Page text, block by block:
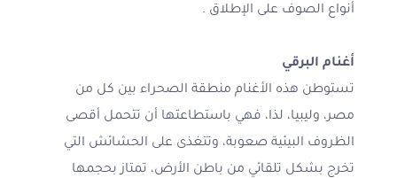
أنواع الصوف على الإطلاق .
أغنام البرقي
تستوطن هذه الأغنام منطقة الصحراء بين كل من
مصر، وليبيا، لذا، فهي باستطاعتها أن تتحمل أقصى
الظروف البيئية صعوبة، وتتغذى على الحشائش التي
تخرج بشكل تلقائي من باطن الأرض، تمتاز بحجمها